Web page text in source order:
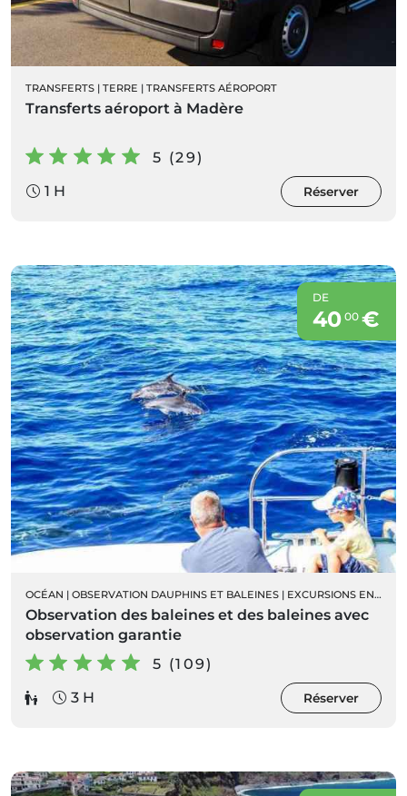
TRANSFERTS | TERRE | TRANSFERTS AÉROPORT
Transferts aéroport à Madère
5 (29)
1 H
Réserver
DE
40 00€
OCÉAN | OBSERVATION DAUPHINS ET BALEINES | EXCURSIONS EN BATEAU
Observation des baleines et des baleines avec
observation garantie
5 (109)
3 H
Réserver